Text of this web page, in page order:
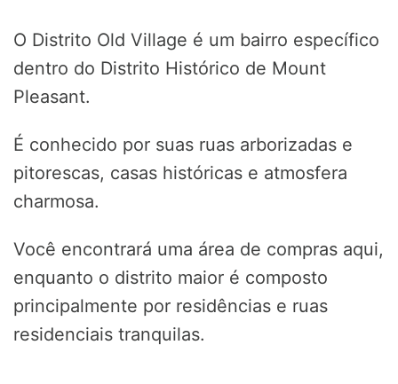
O Distrito Old Village é um bairro específico
dentro do Distrito Histórico de Mount
Pleasant.
É conhecido por suas ruas arborizadas e
pitorescas, casas históricas e atmosfera
charmosa.
Você encontrará uma área de compras aqui,
enquanto o distrito maior é composto
principalmente por residências e ruas
residenciais tranquilas.